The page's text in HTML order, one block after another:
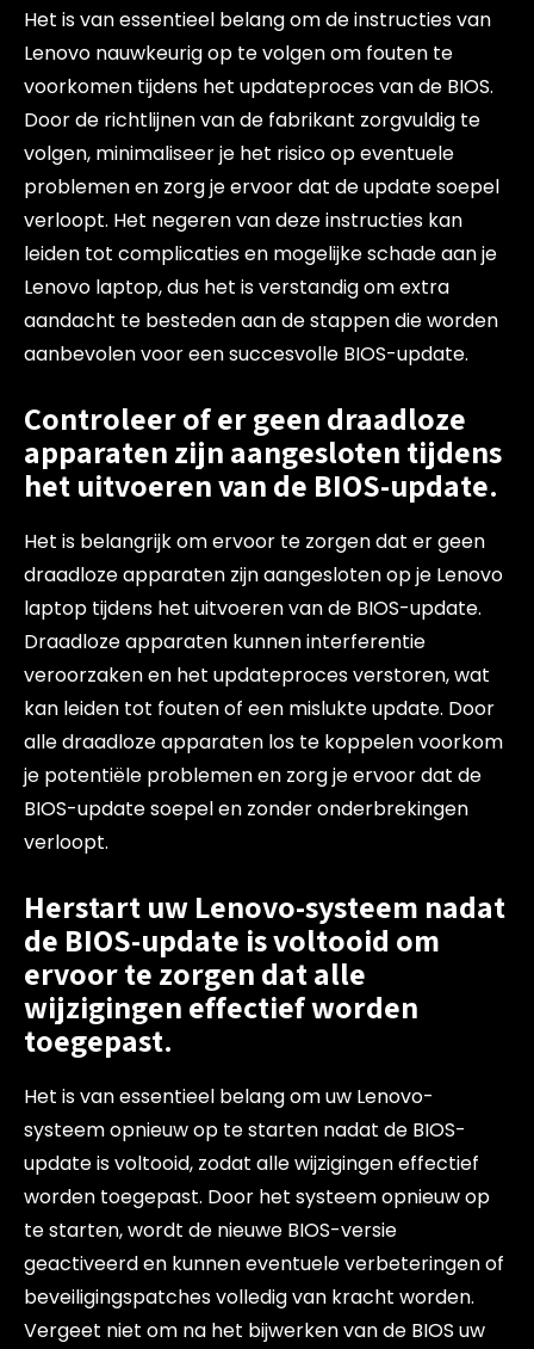
Het is van essentieel belang om de instructies van
Lenovo nauwkeurig op te volgen om fouten te
voorkomen tijdens het updateproces van de BIOS.
Door de richtlijnen van de fabrikant zorgvuldig te
volgen, minimaliseer je het risico op eventuele
problemen en zorg je ervoor dat de update soepel
verloopt. Het negeren van deze instructies kan
leiden tot complicaties en mogelijke schade aan je
Lenovo laptop, dus het is verstandig om extra
aandacht te besteden aan de stappen die worden
aanbevolen voor een succesvolle BIOS-update.
Controleer of er geen draadloze
apparaten zijn aangesloten tijdens
het uitvoeren van de BIOS-update.
Het is belangrijk om ervoor te zorgen dat er geen
draadloze apparaten zijn aangesloten op je Lenovo
laptop tijdens het uitvoeren van de BIOS-update.
Draadloze apparaten kunnen interferentie
veroorzaken en het updateproces verstoren, wat
kan leiden tot fouten of een mislukte update. Door
alle draadloze apparaten los te koppelen voorkom
je potentiële problemen en zorg je ervoor dat de
BIOS-update soepel en zonder onderbrekingen
verloopt.
Herstart uw Lenovo-systeem nadat
de BIOS-update is voltooid om
ervoor te zorgen dat alle
wijzigingen effectief worden
toegepast.
Het is van essentieel belang om uw Lenovo-
systeem opnieuw op te starten nadat de BIOS-
update is voltooid, zodat alle wijzigingen effectief
worden toegepast. Door het systeem opnieuw op
te starten, wordt de nieuwe BIOS-versie
geactiveerd en kunnen eventuele verbeteringen of
beveiligingspatches volledig van kracht worden.
Vergeet niet om na het bijwerken van de BIOS uw